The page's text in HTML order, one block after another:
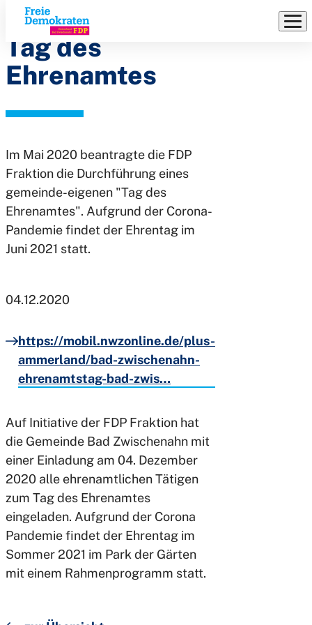
Direkt
Inhalt
FDP Initiative |
Tag des
Ehrenamtes
Im Mai 2020 beantragte die FDP
Fraktion die Durchführung eines
gemeinde-eigenen "Tag des
Ehrenamtes". Aufgrund der Corona-
Pandemie findet der Ehrentag im
Juni 2021 statt.
04.12.2020
https://mobil.nwzonline.de/plus-
ammerland/bad-zwischenahn-
ehrenamtstag-bad-zwis…
Auf Initiative der FDP Fraktion hat
die Gemeinde Bad Zwischenahn mit
einer Einladung am 04. Dezember
2020 alle ehrenamtlichen Tätigen
zum Tag des Ehrenamtes
eingeladen. Aufgrund der Corona
Pandemie findet der Ehrentag im
Sommer 2021 im Park der Gärten
mit einem Rahmenprogramm statt.